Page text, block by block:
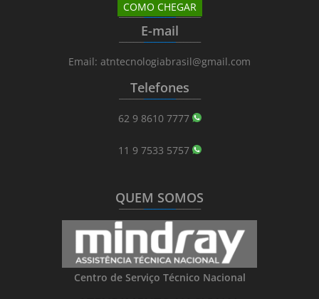
COMO CHEGAR
_______________________
E-mail
_______________________
Email: atntecnologiabrasil@gmail.com
Telefones
_______________________
62 9 8610 7777
11 9 7533 5757
QUEM SOMOS
_______________________
Centro de Serviço Técnico Nacional